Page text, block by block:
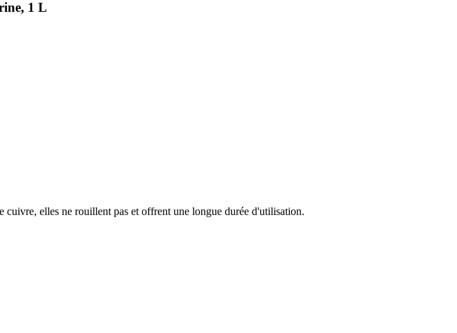
1 L
cuivre, elles ne rouillent pas et offrent une longue durée d'utilisation.